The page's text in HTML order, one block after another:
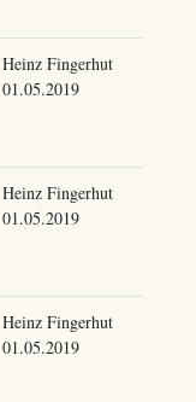
Heinz Fingerhut
01.05.2019
Heinz Fingerhut
01.05.2019
Heinz Fingerhut
01.05.2019